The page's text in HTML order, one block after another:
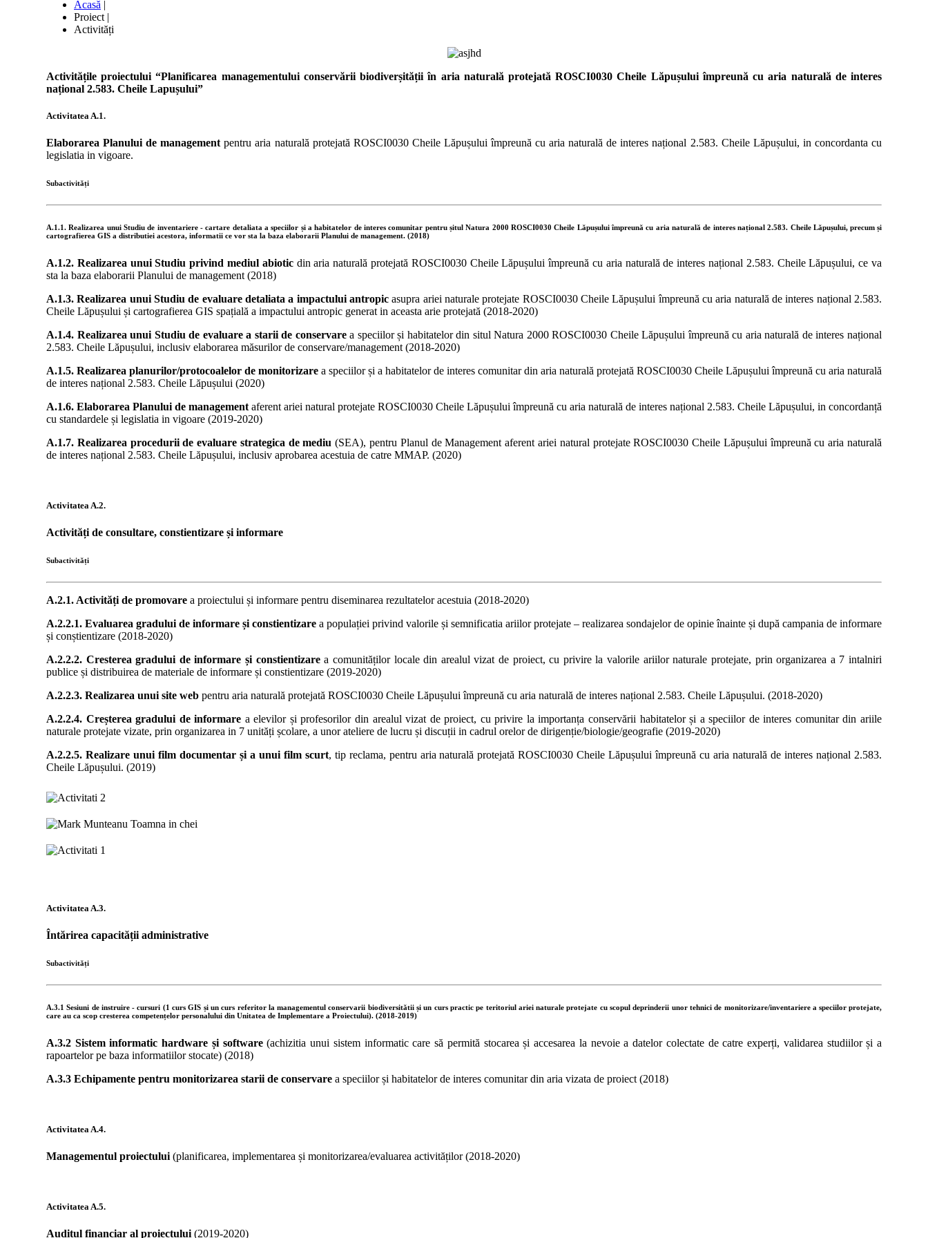
Acasă |
Proiect |
Activități
Activitățile proiectului “Planificarea managementului conservării biodiverșității în aria naturală protejată ROSCI0030 Cheile Lăpușului împreună cu aria naturală de interes
național 2.583. Cheile Lapușului”
ActivitateaA.1.
Elaborarea Planului de management pentru aria naturală protejată ROSCI0030 Cheile Lăpușului împreună cu aria naturală de interes național 2.583. Cheile Lăpușului, in concordanta cu
legislatia in vigoare.
Subactivități
A.1.1. Realizarea unui Studiu de inventariere - cartare detaliata a speciilor și a habitatelor de interes comunitar pentru șitul Natura 2000 ROSCI0030 Cheile Lăpușului împreună cu aria naturală de interes național 2.583. Cheile Lăpușului, precum și
cartografierea GIS a distributiei acestora, informatii ce vor sta la baza elaborarii Planului de management. (2018)
A.1.2. Realizarea unui Studiu privind mediul abioticdin aria naturală protejată ROSCI0030 Cheile Lăpușului împreună cu aria naturală de interes național 2.583. Cheile Lăpușului, ce va
sta la baza elaborarii Planului de management (2018)
A.1.3. Realizarea unui Studiu de evaluare detaliata a impactului antropic asupra ariei naturale protejate ROSCI0030 Cheile Lăpușului împreună cu aria naturală de interes național 2.583.
Cheile Lăpușului și cartografierea GIS spațială a impactului antropic generat in aceasta arie protejată (2018-2020)
A.1.4. Realizarea unui Studiu de evaluare a starii de conservarea speciilor și habitatelor din situl Natura 2000 ROSCI0030 Cheile Lăpușului împreună cu aria naturală de interes național
2.583. Cheile Lăpușului, inclusiv elaborarea măsurilor de conservare/management (2018-2020)
A.1.5. Realizarea planurilor/protocoalelor de monitorizare a speciilor și a habitatelor de interes comunitar din aria naturală protejată ROSCI0030 Cheile Lăpușului împreună cu aria naturală
de interes național 2.583. Cheile Lăpușului (2020)
A.1.6. Elaborarea Planului de management aferent ariei natural protejate ROSCI0030 Cheile Lăpușului împreună cu aria naturală de interes național 2.583. Cheile Lăpușului, in concordanță
cu standardele și legislatia in vigoare (2019-2020)
A.1.7. Realizarea procedurii de evaluare strategica de mediu (SEA), pentru Planul de Management aferent ariei natural protejate ROSCI0030 Cheile Lăpușului împreună cu aria naturală
de interes național 2.583. Cheile Lăpușului, inclusiv aprobarea acestuia de catre MMAP. (2020)
ActivitateaA.2.
Activități de consultare, constientizare și informare
Subactivități
A.2.1. Activități de promovare a proiectului și informare pentru diseminarea rezultatelor acestuia (2018-2020)
A.2.2.1. Evaluarea gradului de informare și constientizare a populației privind valorile și semnificatia ariilor protejate – realizarea sondajelor de opinie înainte și după campania de informare
și conștientizare (2018-2020)
A.2.2.2. Cresterea gradului de informare și constientizarea comunităților locale din arealul vizat de proiect, cu privire la valorile ariilor naturale protejate, prin organizarea a 7 intalniri
publice și distribuirea de materiale de informare și constientizare (2019-2020)
A.2.2.3. Realizarea unui site web pentru aria naturală protejată ROSCI0030 Cheile Lăpușului împreună cu aria naturală de interes național 2.583. Cheile Lăpușului. (2018-2020)
A.2.2.4. Creșterea gradului de informare a elevilor și profesorilor din arealul vizat de proiect, cu privire la importanța conservării habitatelor și a speciilor de interes comunitar din ariile
naturale protejate vizate, prin organizarea in 7 unități școlare, a unor ateliere de lucru și discuții in cadrul orelor de dirigenție/biologie/geografie (2019-2020)
A.2.2.5. Realizare unui film documentar și a unui film scurt, tip reclama, pentru aria naturală protejată ROSCI0030 Cheile Lăpușului împreună cu aria naturală de interes național 2.583.
Cheile Lăpușului. (2019)
Activitatea A.3.
Întărirea capacității administrative
Subactivități
A.3.1 Sesiuni de instruire - cursuri (1 curs GIS și un curs referitor la managementul conservarii biodiversitătii și un curs practic pe teritoriul ariei naturale protejate cu scopul deprinderii unor tehnici de monitorizare/inventariere a speciilor protejate,
care au ca scop cresterea competențelor personalului din Unitatea de Implementare a Proiectului). (2018-2019)
A.3.2 Sistem informatic hardware și software(achizitia unui sistem informatic care să permită stocarea și accesarea la nevoie a datelor colectate de catre experți, validarea studiilor și a
rapoartelor pe baza informatiilor stocate) (2018)
A.3.3 Echipamente pentru monitorizarea starii de conservare a speciilor și habitatelor de interes comunitar din aria vizata de proiect (2018)
Activitatea A.4.
Managementul proiectului (planificarea, implementarea și monitorizarea/evaluarea activităților (2018-2020)
ActivitateaA.5.
Auditul financiar al proiectului (2019-2020)